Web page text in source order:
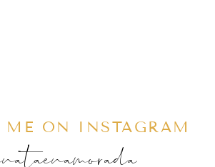
ME ON INSTAGRAM